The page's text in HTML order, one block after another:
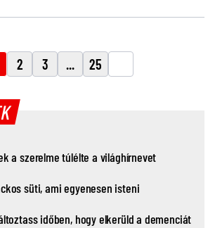
2 3 ... 25
a szerelme túlélte a világhírnevet
süti, ami egyenesen isteni
időben, hogy elkerüld a demenciát